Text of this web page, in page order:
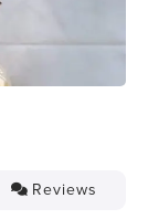
Reviews